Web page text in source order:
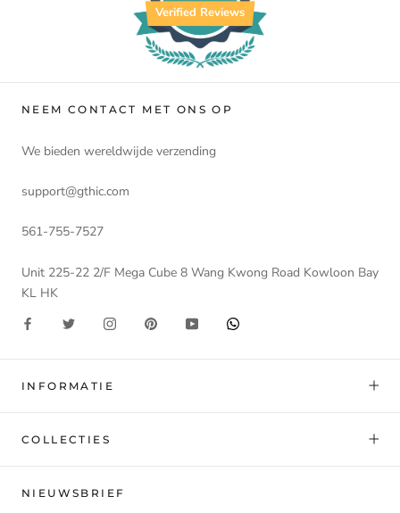
Verified Reviews
NEEM CONTACT MET ONS OP
We bieden wereldwijde verzending
support@gthic.com
561-755-7527
Unit 225-22 2/F Mega Cube 8 Wang Kwong Road Kowloon Bay
KL HK
INFORMATIE
COLLECTIES
NIEUWSBRIEF